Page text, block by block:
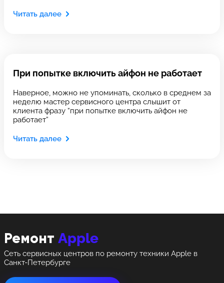
Читать далее
При попытке включить айфон не работает
Наверное, можно не упоминать, сколько в среднем за
неделю мастер сервисного центра слышит от
клиента фразу “при попытке включить айфон не
работает”
Читать далее
Ремонт Apple
Сеть сервисных центров по ремонту техники Apple в
Санкт-Петербурге
позвонить
Выберите сервис
Выберите адрес сервиса, в который хотите
позвонить